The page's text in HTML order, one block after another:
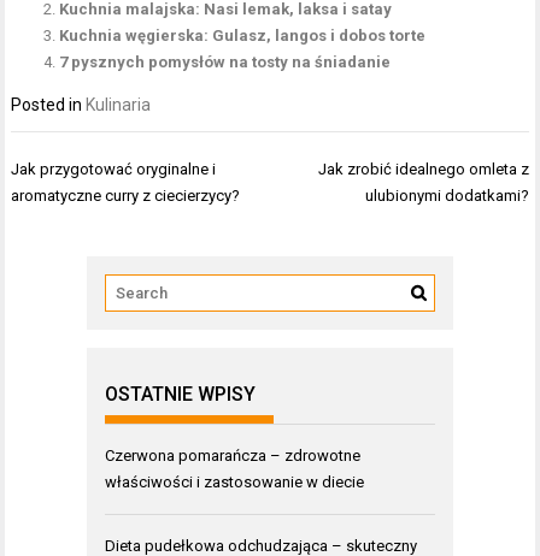
Kuchnia malajska: Nasi lemak, laksa i satay
Kuchnia węgierska: Gulasz, langos i dobos torte
7 pysznych pomysłów na tosty na śniadanie
Posted in Kulinaria
Nawigacja
wpisu
Jak przygotować oryginalne i
aromatyczne curry z ciecierzycy?
Jak zrobić idealnego omleta z
ulubionymi dodatkami?
OSTATNIE WPISY
Czerwona pomarańcza – zdrowotne
właściwości i zastosowanie w diecie
Dieta pudełkowa odchudzająca – skuteczny